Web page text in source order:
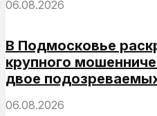
06.08.2026
В Подмосковье
крупного
двое
06.08.2026